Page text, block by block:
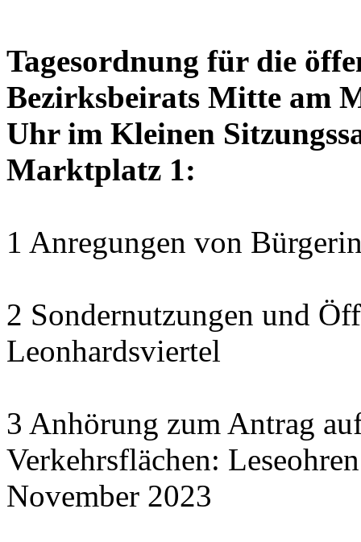
Tagesordnung für die
Bezirksbeirats Mitte am
Uhr im Kleinen
Marktplatz 1:
1 Anregungen von
2 Sondernutzungen und
Leonhardsviertel
3 Anhörung zum Antrag
Verkehrsflächen:
November 2023